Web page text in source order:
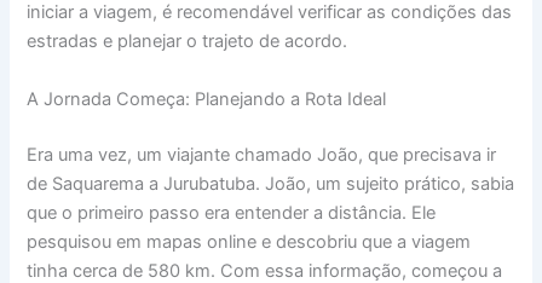
iniciar a viagem, é recomendável verificar as condições das
estradas e planejar o trajeto de acordo.
A Jornada Começa: Planejando a Rota Ideal
Era uma vez, um viajante chamado João, que precisava ir
de Saquarema a Jurubatuba. João, um sujeito prático, sabia
que o primeiro passo era entender a distância. Ele
pesquisou em mapas online e descobriu que a viagem
tinha cerca de 580 km. Com essa informação, começou a